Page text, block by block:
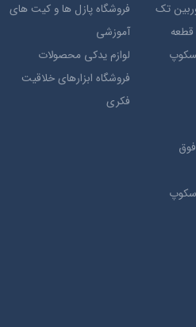
تک
فروشگاه پازل ها و کیت های
آموزشی
لوازم یدکی محصولات
فروشگاه ابزارهای خلاقیت
فکری